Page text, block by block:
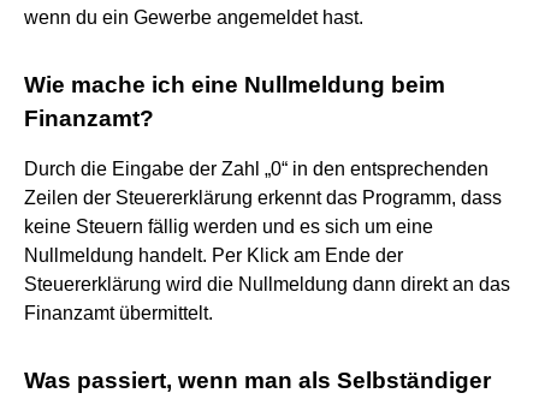
wenn du ein Gewerbe angemeldet hast.
Wie mache ich eine Nullmeldung beim
Finanzamt?
Durch die Eingabe der Zahl „0“ in den entsprechenden
Zeilen der Steuererklärung erkennt das Programm, dass
keine Steuern fällig werden und es sich um eine
Nullmeldung handelt. Per Klick am Ende der
Steuererklärung wird die Nullmeldung dann direkt an das
Finanzamt übermittelt.
Was passiert, wenn man als Selbständiger